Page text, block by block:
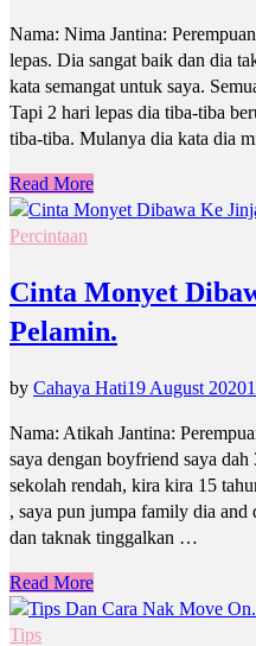
Nama: Nima Jantina:
lepas. Dia sangat baik dan dia
kata semangat untuk saya.
Tapi 2 hari lepas dia tiba-tiba
tiba-tiba. Mulanya dia kata dia
Read More
Percintaan
Cinta Monyet
Pelamin.
by Cahaya Hati19 August 2020
Nama: Atikah Jantina:
saya dengan boyfriend saya
sekolah rendah, kira kira 15
, saya pun jumpa family dia
dan taknak tinggalkan …
Read More
Tips